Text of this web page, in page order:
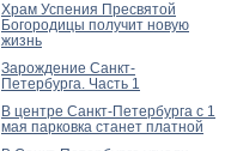
Храм Успения Пресвятой
Богородицы получит новую
жизнь
Зарождение Санкт-
Петербурга. Часть 1
В центре Санкт-Петербурга с 1
мая парковка станет платной